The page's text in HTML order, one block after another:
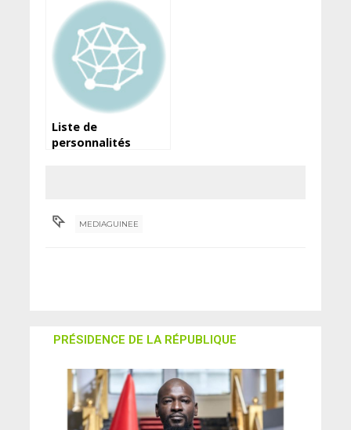
voyageurs en
provenance de la
Guinée
Liste de
personnalités
MEDIAGUINEE
PRÉSIDENCE DE LA RÉPUBLIQUE